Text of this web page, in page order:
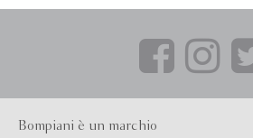
Bompiani è un marchio